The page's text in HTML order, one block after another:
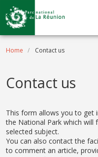
Skip to main content
Breadcrumb
Home Contact us
Contact us
This form allows you to get
the National Park which will
selected subject.
You can also contact the
to comment an article,